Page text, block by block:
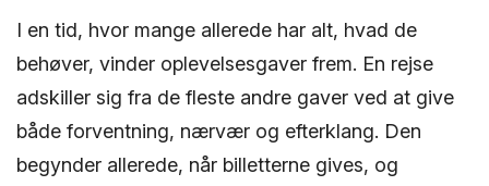
I en tid, hvor mange allerede har alt, hvad de
behøver, vinder oplevelsesgaver frem. En rejse
adskiller sig fra de fleste andre gaver ved at give
både forventning, nærvær og efterklang. Den
begynder allerede, når billetterne gives, og